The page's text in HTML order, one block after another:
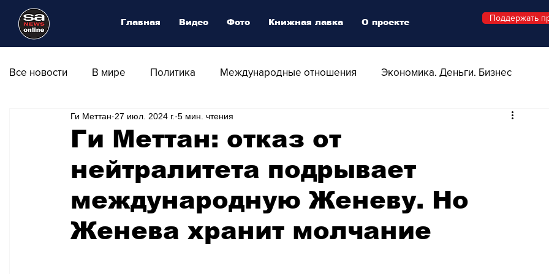
Все новости В мире Политика Международные отношения Экономика. Деньги. Бизнес
Общество Армия Аналитика
Транспорт Культура Магия искусства Swiss Афиша Стиль Стильный четверг
Ги Меттан: отказ от
нейтралитета подрывает
международную Женеву. Но
Женева хранит молчание
Ги Меттан 27 июл. 2024 г. 5 мин. чтения
Главная Видео Фото Книжная лавка О проекте Поддержать